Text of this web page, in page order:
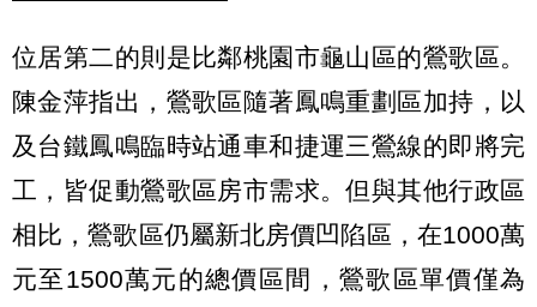
位居第二的則是比鄰桃園市龜山區的鶯歌區。
陳金萍指出，鶯歌區隨著鳳鳴重劃區加持，以
及台鐵鳳鳴臨時站通車和捷運三鶯線的即將完
工，皆促動鶯歌區房市需求。但與其他行政區
相比，鶯歌區仍屬新北房價凹陷區，在1000萬
元至1500萬元的總價區間，鶯歌區單價僅為